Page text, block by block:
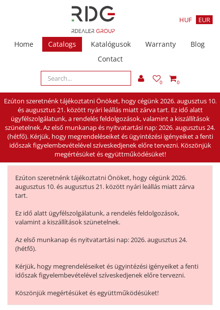
HUF EUR
Home Catalogs Katalógusok Warranty
Blog
Contact
0 0
Ezúton szeretnénk tájékoztatni Önöket, hogy cégünk 2026. augusztus 10.
és augusztus 21. között nyári leállás miatt zárva tart. Ez idő alatt
ügyfélszolgálatunk, a rendelés feldolgozások, valamint a kiszállítások
szünetelnek. Az első munkanap és nyitvatartási nap: 2026. augusztus 24.
(hétfő). Kérjük, hogy megrendeléseiket és ügyintézési igényeiket a fenti
időszak figyelembevételével szíveskedjenek előre tervezni. Köszönjük
megértésüket és együttműködésüket!
Ezúton szeretnénk tájékoztatni Önöket, hogy cégünk 2026.
augusztus 10. és augusztus 21. között nyári leállás miatt zárva
tart.
Ez idő alatt ügyfélszolgálatunk, a rendelés feldolgozások,
valamint a kiszállítások szünetelnek.
Az első munkanap és nyitvatartási nap: 2026. augusztus 24.
(hétfő).
Kérjük, hogy megrendeléseiket és ügyintézési igényeiket a fenti
időszak figyelembevételével szíveskedjenek előre tervezni.
Köszönjük megértésüket és együttműködésüket!